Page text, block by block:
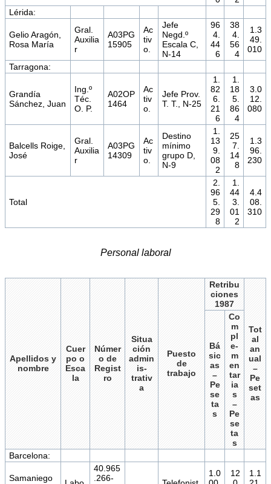
Lérida:
Gelio Aragón,
Rosa María
Gral.
Auxilia
r
A03PG
15905
Ac
tiv
o.
Jefe
Negd.º
Escala C,
N-14
96
4.
44
6
38
4.
56
4
1.3
49.
010
Tarragona:
Grandía
Sánchez, Juan
Ing.º
Téc.
O. P.
A02OP
1464
Ac
tiv
o.
Jefe Prov.
T. T., N-25
1.
82
6.
21
6
1.
18
5.
86
4
3.0
12.
080
Balcells Roige,
José
Gral.
Auxilia
r
A03PG
14309
Ac
tiv
o.
Destino
mínimo
grupo D,
N-9
1.
13
9.
08
2
25
7.
14
8
1.3
96.
230
Total
2.
96
5.
29
8
1.
44
3.
01
2
4.4
08.
310
Personal laboral
Apellidos y
nombre
Cuer
po o
Esca
la
Númer
o de
Regist
ro
Situa
ción
admin
is-
trativ
a
Puesto
de
trabajo
Retribu
ciones
1987
Tot
al
an
ual
–
Pe
set
as
Bá
sic
as
–
Pe
se
ta
s
Co
m
pl
e-
m
en
tar
ia
s
–
Pe
se
ta
s
Barcelona:
Samaniego
40.965
.266-
1.0
12
1.1